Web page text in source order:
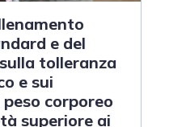
e del
tolleranza
e sui
corporeo
superiore ai